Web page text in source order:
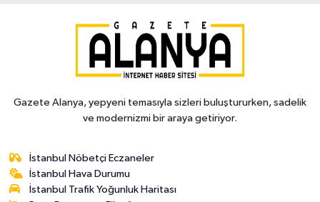
Gazete Alanya, yepyeni temasıyla sizleri buluştururken, sadelik
ve modernizmi bir araya getiriyor.
İstanbul Nöbetçi Eczaneler
İstanbul Hava Durumu
İstanbul Trafik Yoğunluk Haritası